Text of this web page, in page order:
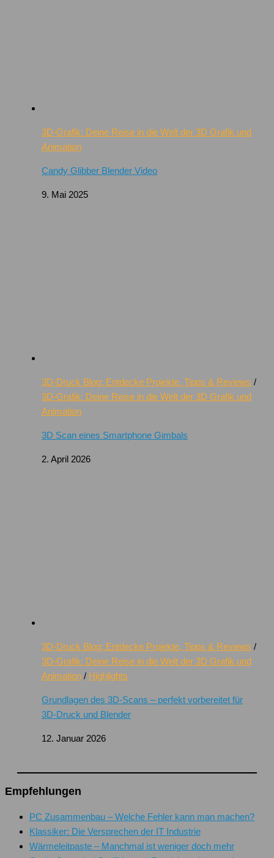
3D-Grafik: Deine Reise in die Welt der 3D Grafik und
Animation
Candy Glibber Blender Video
9. Mai 2025
3D-Druck Blog: Entdecke Projekte, Tipps & Reviews /
3D-Grafik: Deine Reise in die Welt der 3D Grafik und
Animation
3D Scan eines Smartphone Gimbals
2. April 2026
3D-Druck Blog: Entdecke Projekte, Tipps & Reviews /
3D-Grafik: Deine Reise in die Welt der 3D Grafik und
Animation / Highlights
Grundlagen des 3D-Scans – perfekt vorbereitet für
3D-Druck und Blender
12. Januar 2026
Empfehlungen
PC Zusammenbau – Welche Fehler kann man machen?
Klassiker: Die Versprechen der IT Industrie
Wärmeleitpaste – Manchmal ist weniger doch mehr